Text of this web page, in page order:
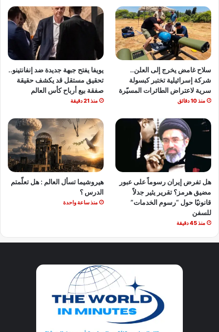
سلاح غامض يخرج إلى العلن..
شركة إسرائيلية تختبر كبسولة
سرية لاعتراض الطائرات المسيّرة
منذ 10 دقائق
يويفا يفتح جبهة جديدة ضد إنفانتينو..
تحقيق مستقل قد يكشف حقيقة
صفقة بيع أرباح كأس العالم
منذ 21 دقيقة
هل تفرض إيران رسوماً على عبور
مضيق هرمز؟ تقرير يثير جدلاً
قانونيًا حول “رسوم الخدمات”
للسفن
منذ 45 دقيقة
هيروشيما تسأل العالم : هل تعلّمتم
الدرس ؟
منذ ساعة واحدة